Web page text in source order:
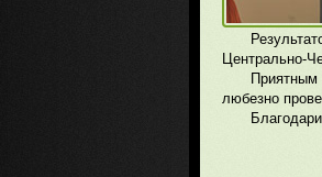
Центрально-
любезно